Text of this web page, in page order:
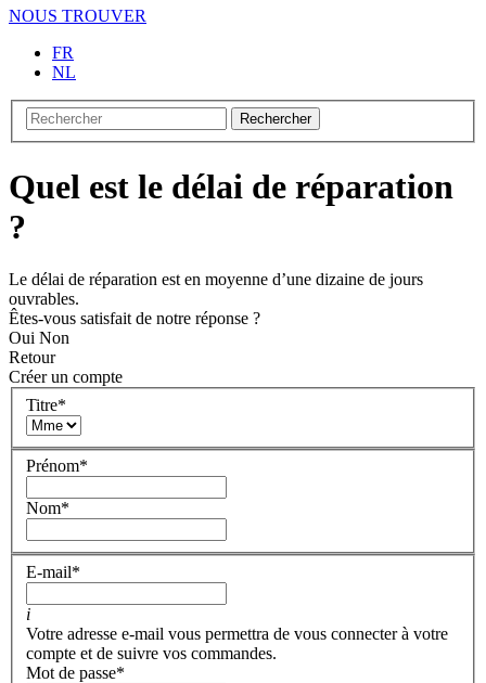
NOUS TROUVER
FR
NL
Rechercher
Quel est le délai de réparation
?
Le délai de réparation est en moyenne d’une dizaine de jours
ouvrables.
Êtes-vous satisfait de notre réponse ?
Oui Non
Retour
Créer un compte
Titre*
Prénom*
Nom*
E-mail*
i
Votre adresse e-mail vous permettra de vous connecter à votre
compte et de suivre vos commandes.
Mot de passe*